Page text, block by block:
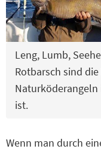
Leng, Lumb,
Rotbarsch sind
Naturköderangeln
ist.
Wenn man durch